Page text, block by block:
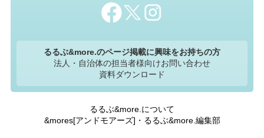
るるぶ&more.のページ掲載に興味をお持ちの方
法人・自治体の担当者様向けお問い合わせ
資料ダウンロード
るるぶ&more.について
&mores[アンドモアーズ]・るるぶ&more.編集部